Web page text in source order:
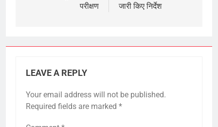
परीक्षण
जारी किए निर्देश
LEAVE A REPLY
Your email address will not be published.
Required fields are marked *